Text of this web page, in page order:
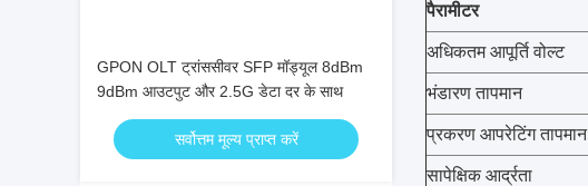
GPON OLT ट्रांससीवर SFP मॉड्यूल 8dBm
9dBm आउटपुट और 2.5G डेटा दर के साथ
सर्वोत्तम मूल्य प्राप्त करें
पैरामीटर
अधिकतम आपूर्ति वोल्ट
भंडारण तापमान
प्रकरण आपरेटिंग तापमान
सापेक्षिक आर्द्रता